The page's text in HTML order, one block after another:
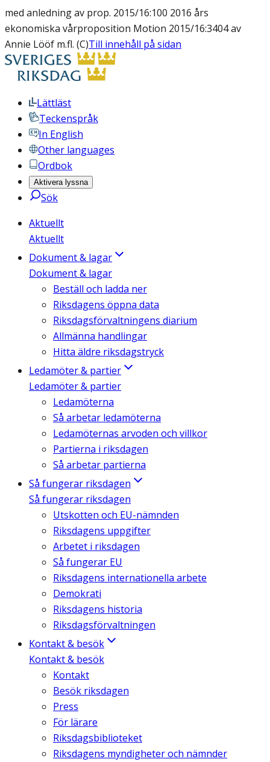
med anledning av prop. 2015/16:100 2016 års
ekonomiska vårproposition Motion 2015/16:3404 av
Annie Lööf m.fl. (C)Till innehåll på sidan
Lättläst
Teckenspråk
In English
Other languages
Ordbok
Aktivera lyssna
Sök
Aktuellt
Aktuellt
Dokument & lagar
Dokument & lagar
Beställ och ladda ner
Riksdagens öppna data
Riksdagsförvaltningens diarium
Allmänna handlingar
Hitta äldre riksdagstryck
Ledamöter & partier
Ledamöter & partier
Ledamöterna
Så arbetar ledamöterna
Ledamöternas arvoden och villkor
Partierna i riksdagen
Så arbetar partierna
Så fungerar riksdagen
Så fungerar riksdagen
Utskotten och EU-nämnden
Riksdagens uppgifter
Arbetet i riksdagen
Så fungerar EU
Riksdagens internationella arbete
Demokrati
Riksdagens historia
Riksdagsförvaltningen
Kontakt & besök
Kontakt & besök
Kontakt
Besök riksdagen
Press
För lärare
Riksdagsbiblioteket
Riksdagens myndigheter och nämnder